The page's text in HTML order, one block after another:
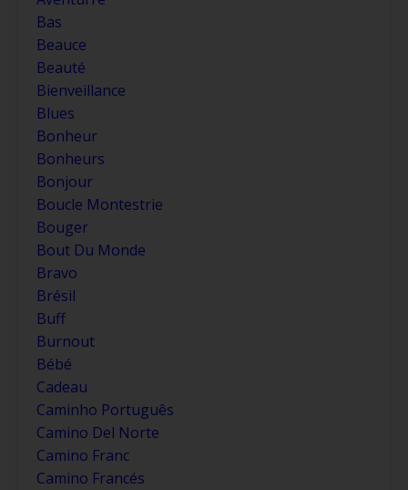
Bas
Beauce
Beauté
Bienveillance
Blues
Bonheur
Bonheurs
Bonjour
Boucle Montestrie
Bouger
Bout Du Monde
Bravo
Brésil
Buff
Burnout
Bébé
Cadeau
Caminho Português
Camino Del Norte
Camino Franc
Camino Francés